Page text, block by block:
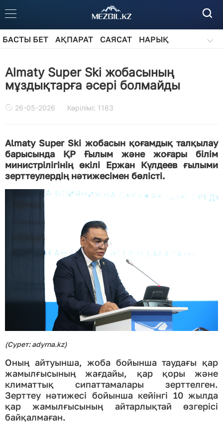
БАСТЫ БЕТ АҚПАРАТ САЯСАТ
НАРЫҚ
Almaty Super Ski жобасының
мұздықтарға әсері болмайды
26-05-2026 Көрілімі: 1163
Almaty Super Ski жобасын қоғамдық талқылау
барысында ҚР Ғылым және жоғары білім
министрілігінің өкілі Ержан Күлдеев ғылыми
зерттеулердің нәтижесімен бөлісті.
(Сурет: adyrna.kz)
Оның айтуынша, жоба бойынша таудағы қар
жамылғысының жағдайы, қар қоры және
климаттық сипаттамалары зерттелген.
Зерттеу нәтижесі бойынша кейінгі 10 жылда
қар жамылғысының айтарлықтай өзгерісі
байқалмаған.